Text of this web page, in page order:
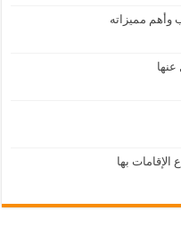
وأهم مميزاته
بها